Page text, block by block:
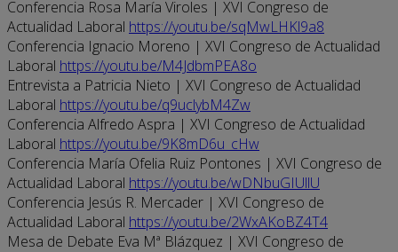
Conferencia Rosa María Viroles | XVI Congreso de
Actualidad Laboral https://youtu.be/sqMwLHKl9a8
Conferencia Ignacio Moreno | XVI Congreso de Actualidad
Laboral https://youtu.be/M4JdbmPEA8o
Entrevista a Patricia Nieto | XVI Congreso de Actualidad
Laboral https://youtu.be/q9uclybM4Zw
Conferencia Alfredo Aspra | XVI Congreso de Actualidad
Laboral https://youtu.be/9K8mD6u_cHw
Conferencia María Ofelia Ruiz Pontones | XVI Congreso de
Actualidad Laboral https://youtu.be/wDNbuGIUllU
Conferencia Jesús R. Mercader | XVI Congreso de
Actualidad Laboral https://youtu.be/2WxAKoBZ4T4
Mesa de Debate Eva Mª Blázquez | XVI Congreso de